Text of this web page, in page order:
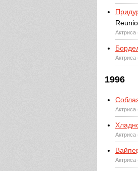
Актриса
Актриса
1996
Актриса
Актриса
Актриса